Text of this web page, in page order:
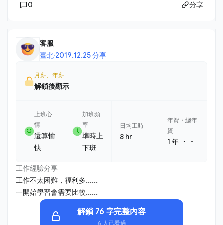
0 分享
客服
臺北·2019.12.25 分享
月薪、年薪
解鎖後顯示
上班心
情
還算愉
快
加班頻
率
準時上
下班
日均工時
8 hr
年資・總年
資
1 年 ・ -
工作經驗分享
工作不太困難，福利多......
一開始學習會需要比較......
解鎖 76 字完整內容
6 人已看過